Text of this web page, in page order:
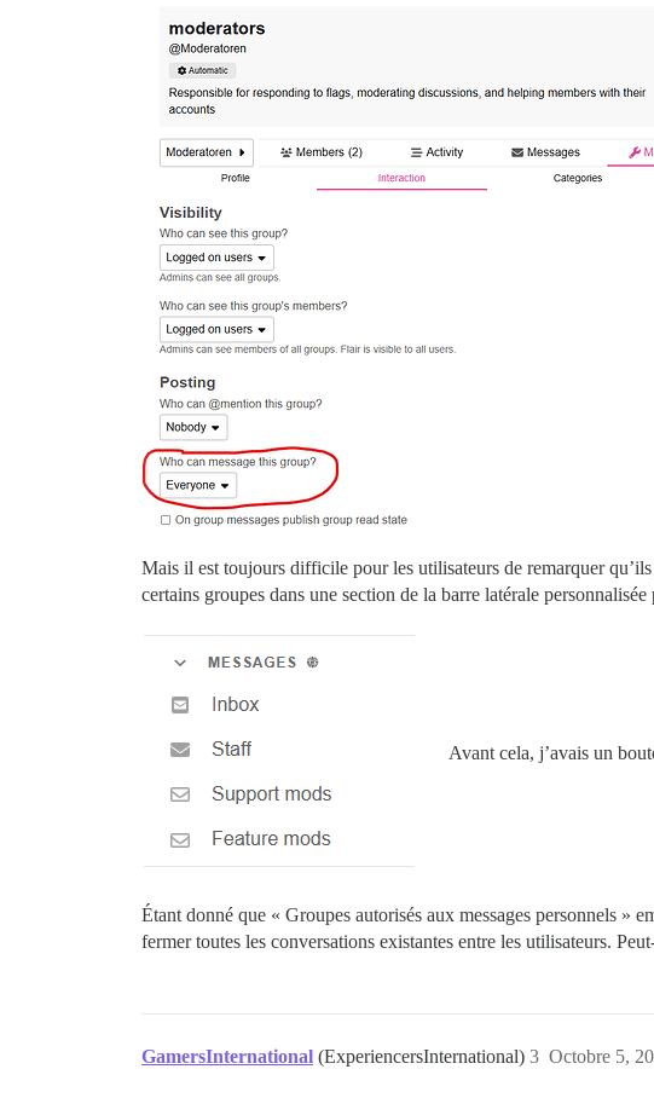
Mais il est toujours difficile pour les utilisateurs de remarquer
certains groupes dans une section de la barre latérale
Avant cela, j’avais un
Étant donné que « Groupes autorisés aux messages personnels »
fermer toutes les conversations existantes entre les utilisateurs.
GamersInternational (ExperiencersInternational) Octobre 5,
3